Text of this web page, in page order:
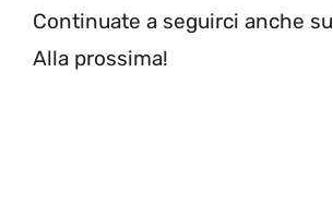
Continuate a seguirci anche su
Alla prossima!